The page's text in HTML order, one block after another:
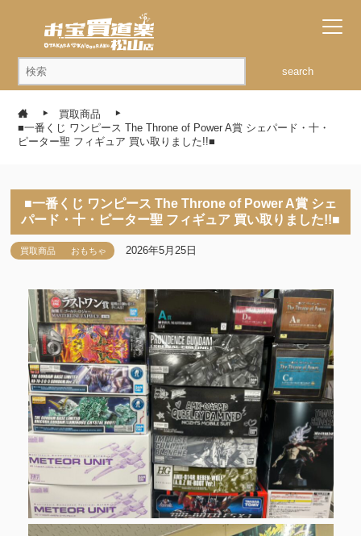
search
買取商品
■一番くじ ワンピース The Throne of Power A賞 シェパード・十・
ピーター聖 フィギュア 買い取りました!!■
■一番くじ ワンピース The Throne of Power A賞 シェ
パード・十・ピーター聖 フィギュア 買い取りました!!■
買取商品 おもちゃ 2026年5月25日